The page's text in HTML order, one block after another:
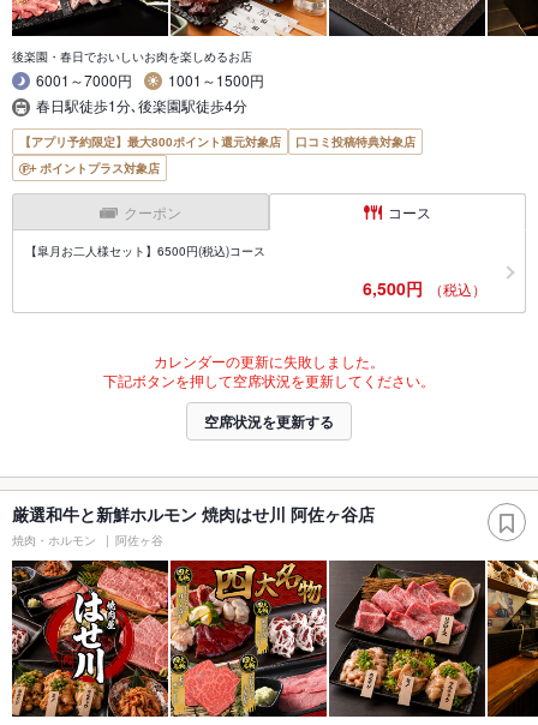
後楽園・春日でおいしいお肉を楽しめるお店
6001～7000円
1001～1500円
春日駅徒歩1分､後楽園駅徒歩4分
【アプリ予約限定】最大800ポイント還元対象店
口コミ投稿特典対象店
ポイントプラス対象店
クーポン コース
【皐月お二人様セット】6500円(税込)コース
6,500円 （税込）
カレンダーの更新に失敗しました。
下記ボタンを押して空席状況を更新してください。
空席状況を更新する
厳選和牛と新鮮ホルモン 焼肉はせ川 阿佐ヶ谷店
焼肉・ホルモン 阿佐ヶ谷